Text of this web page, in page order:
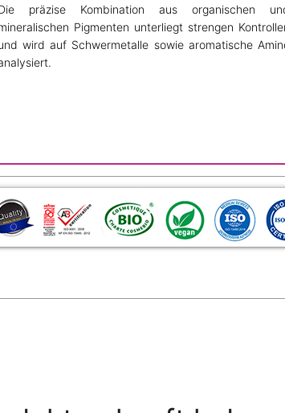
präzise Kombination aus organischen
Pigmenten unterliegt strengen
wird auf Schwermetalle sowie aromatische